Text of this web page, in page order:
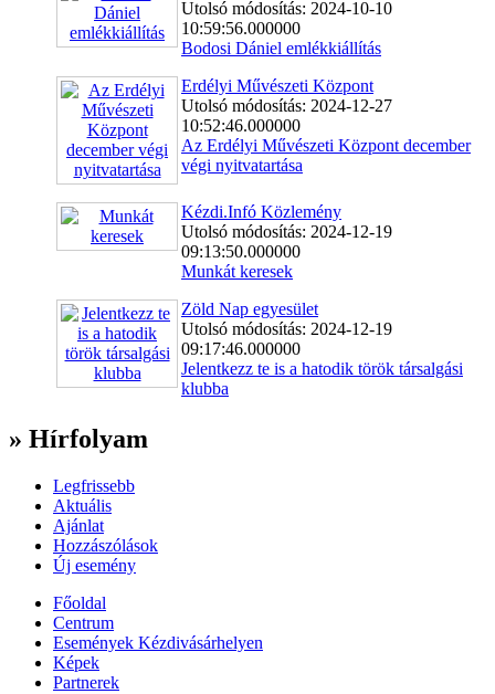
Utolsó módosítás: 2024-10-10
10:59:56.000000
Bodosi Dániel emlékkiállítás
Erdélyi Művészeti Központ
Utolsó módosítás: 2024-12-27
10:52:46.000000
Az Erdélyi Művészeti Központ december
végi nyitvatartása
Kézdi.Infó Közlemény
Utolsó módosítás: 2024-12-19
09:13:50.000000
Munkát keresek
Zöld Nap egyesület
Utolsó módosítás: 2024-12-19
09:17:46.000000
Jelentkezz te is a hatodik török társalgási
klubba
» Hírfolyam
Legfrissebb
Aktuális
Ajánlat
Hozzászólások
Új esemény
Főoldal
Centrum
Események Kézdivásárhelyen
Képek
Partnerek